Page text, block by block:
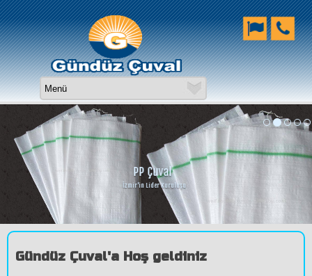
PP Çuval
İzmir'in Lider Kuruluşu
Gündüz Çuval'a Hoş geldiniz